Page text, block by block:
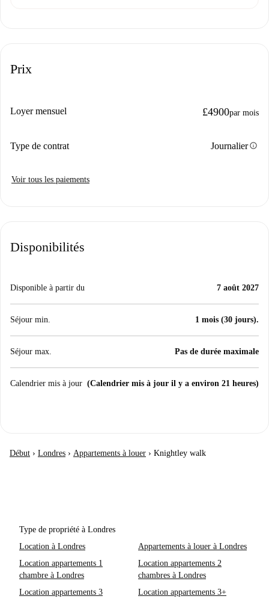
Prix
Loyer mensuel £4900par mois
Type de contrat Journalierinfo
Voir tous les paiements
Disponibilités
Disponible à partir du 7 août 2027
Séjour min. 1 mois (30 jours).
Séjour max. Pas de durée maximale
Calendrier mis à jour (Calendrier mis à jour il y a environ 21 heures)
Début › Londres › Appartements à louer › Knightley walk
Type de propriété à Londres
Location à Londres
Appartements à louer à Londres
Location appartements 1
chambre à Londres
Location appartements 2
chambres à Londres
Location appartements 3
Location appartements 3+